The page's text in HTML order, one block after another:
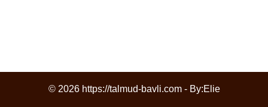
© 2026 https://talmud-bavli.com - By:Elie